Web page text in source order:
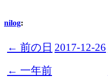
nilog:
← 前の日 2017-12-26
← 一年前